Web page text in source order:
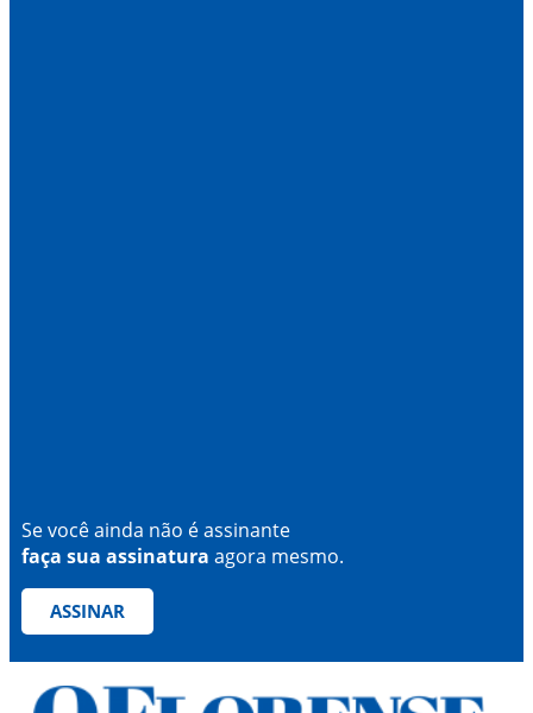
Se você ainda não é assinante
faça sua assinatura agora mesmo.
ASSINAR